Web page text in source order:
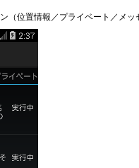
（位置情報／プライベート／メ